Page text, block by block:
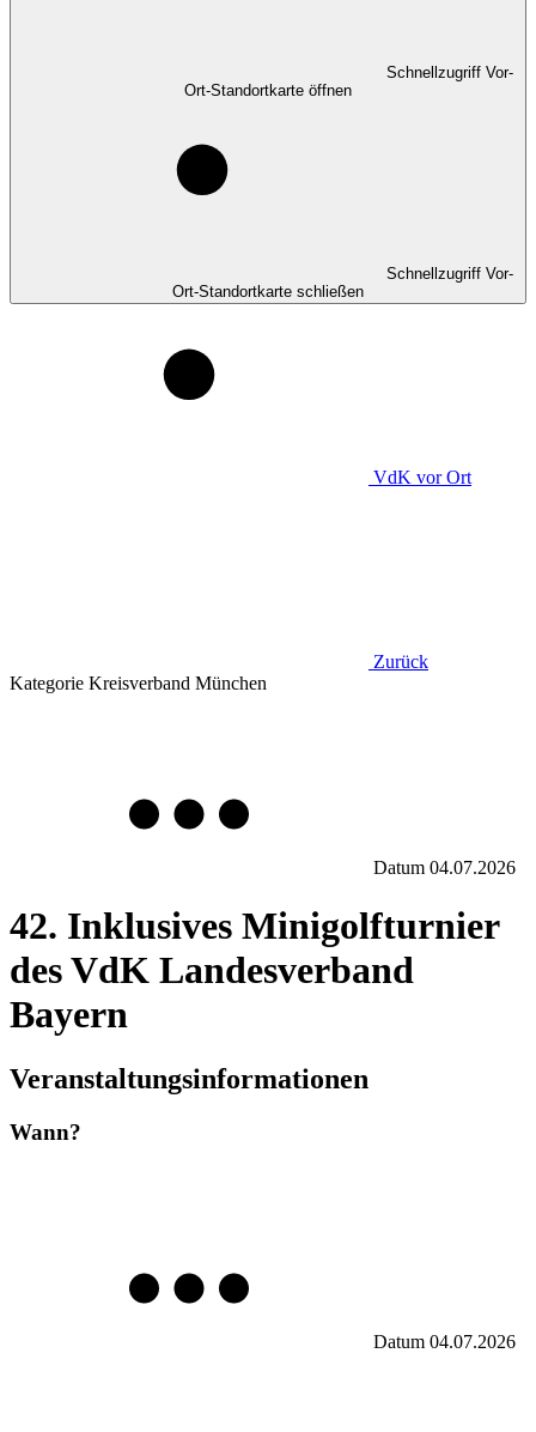
Schnellzugriff Vor-
Ort-Standortkarte öffnen
Schnellzugriff Vor-
Ort-Standortkarte schließen
VdK vor Ort
Zurück
Kategorie Kreisverband München
Datum 04.07.2026
42. Inklusives Minigolfturnier
des VdK Landesverband
Bayern
Veranstaltungsinformationen
Wann?
Datum 04.07.2026